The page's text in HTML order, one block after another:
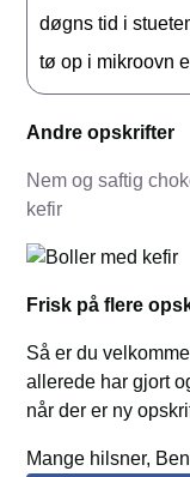
døgns tid i
tø op i mikroovn
Andre opskrifter
Nem og saftig
kefir
Frisk på flere
Så er du
allerede har gjort
når der er ny
Mange hilsner,